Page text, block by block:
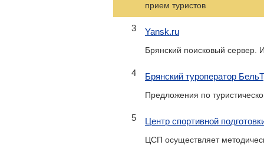
прием туристов
3 Yansk.ru
Брянский поисковый сервер.
4 Брянский туроператор
Предложения по
5 Центр спортивной
ЦСП осуществляет